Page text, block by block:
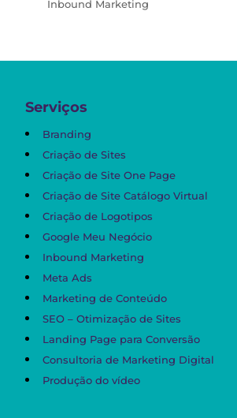
Inbound Marketing
Serviços
Branding
Criação de Sites
Criação de Site One Page
Criação de Site Catálogo Virtual
Criação de Logotipos
Google Meu Negócio
Inbound Marketing
Meta Ads
Marketing de Conteúdo
SEO – Otimização de Sites
Landing Page para Conversão
Consultoria de Marketing Digital
Produção do vídeo